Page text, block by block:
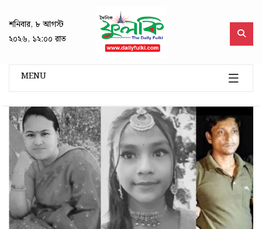
শনিবার, ৮ আগস্ট
২০২৬, ১২:০০ রাত
MENU